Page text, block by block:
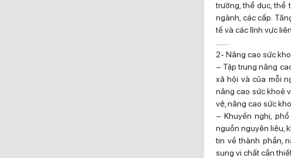
trường, thể dục, thể
ngành, các cấp.
tế và các lĩnh vực
2- Nâng cao sức
– Tập trung nâng
xã hội và của mỗi
nâng cao sức khoẻ
vệ, nâng cao sức
– Khuyến nghị,
nguồn nguyên liệu,
tin về thành phần,
sung vi chất cần